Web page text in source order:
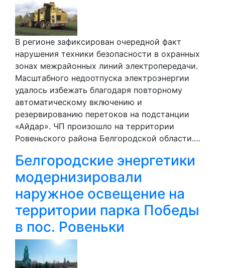
В регионе зафиксирован очередной факт
нарушения техники безопасности в охранных
зонах межрайонных линий электропередачи.
Масштабного недоотпуска электроэнергии
удалось избежать благодаря повторному
автоматическому включению и
резервированию перетоков на подстанции
«Айдар». ЧП произошло на территории
Ровеньского района Белгородской области.…
Белгородские энергетики
модернизировали
наружное освещение на
территории парка Победы
в пос. Ровеньки